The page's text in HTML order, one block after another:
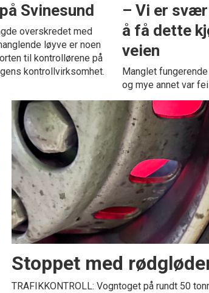
Svinesund
overskredet med
løyve er noen
til kontrollørene på
kontrollvirksomhet.
– Vi er
å få dette
veien
Manglet
og mye annet var
Stoppet med
TRAFIKKONTROLL: Vogntoget på rundt 50